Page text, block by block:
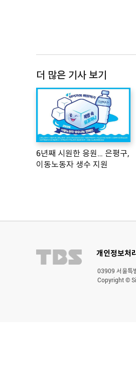
더 많은 기사 보기
6년째 시원한 응원… 은평구,
이동노동자 생수 지원
개인정보처
03909 서울특
Copyright ©